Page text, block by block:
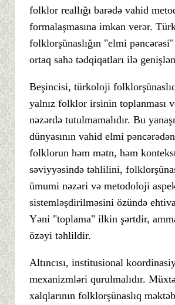
folklor reallığı barədə vahid
formalaşmasına imkan verər.
folklorşünaslığın "elmi
ortaq sahə tədqiqatları ilə
Beşincisi, türkoloji
yalnız folklor irsinin toplanması
nəzərdə tutulmamalıdır. Bu
dünyasının vahid elmi
folklorun həm mətn, həm
səviyyəsində təhlilini,
ümumi nəzəri və metodoloji
sistemləşdirilməsini özündə
Yəni "toplama" ilkin şərtdir,
özəyi təhlildir.
Altıncısı, institusional
mexanizmləri qurulmalıdır.
xalqlarının folklorşünaslıq